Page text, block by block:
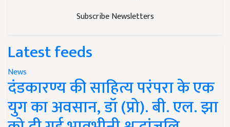
Subscribe Newsletters
Latest feeds
News
दंडकारण्य की साहित्य परंपरा के एक
युग का अवसान, डॉ (प्रो). बी. एल. झा